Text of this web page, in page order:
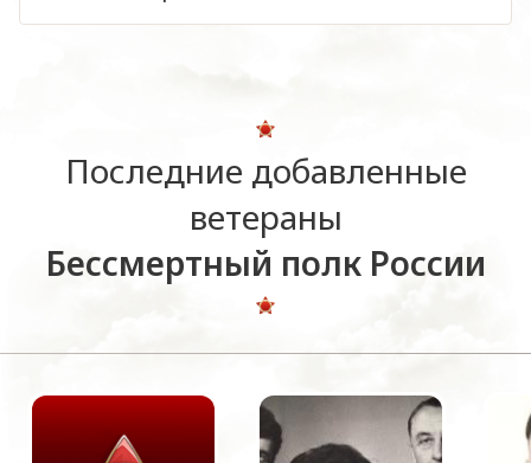
Последние добавленные
ветераны
Бессмертный полк России